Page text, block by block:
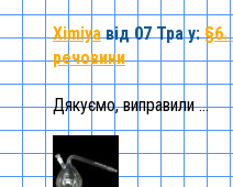
Ximiya від 07 Трау:§6.
речовини
Дякуємо, виправили ...